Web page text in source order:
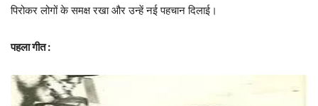
पिरोकर लोगों के समक्ष रखा और उन्हें नई पहचान दिलाई।
पहला गीत :